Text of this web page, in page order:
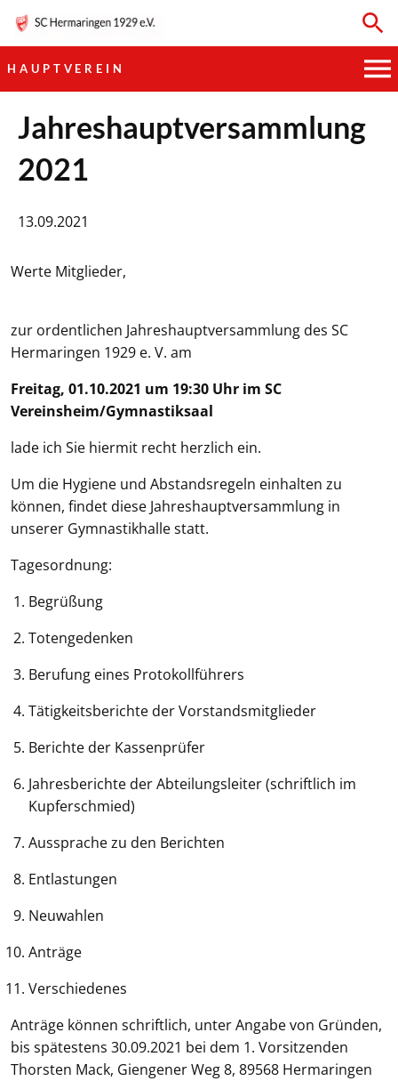
HAUPTVEREIN
HAUPTVEREIN
SPORTKEGELN
BOGENSCHIESSEN
Jahreshauptversammlung
2021
13.09.2021
Werte Mitglieder,
zur ordentlichen Jahreshauptversammlung des SC
Hermaringen 1929 e. V. am
Freitag, 01.10.2021 um 19:30 Uhr im SC
Vereinsheim/Gymnastiksaal
lade ich Sie hiermit recht herzlich ein.
Um die Hygiene und Abstandsregeln einhalten zu
können, findet diese Jahreshauptversammlung in
unserer Gymnastikhalle statt.
Tagesordnung:
Begrüßung
Totengedenken
Berufung eines Protokollführers
Tätigkeitsberichte der Vorstandsmitglieder
Berichte der Kassenprüfer
Jahresberichte der Abteilungsleiter (schriftlich im
Kupferschmied)
Aussprache zu den Berichten
Entlastungen
Neuwahlen
Anträge
Verschiedenes
Anträge können schriftlich, unter Angabe von Gründen,
bis spätestens 30.09.2021 bei dem 1. Vorsitzenden
Thorsten Mack, Giengener Weg 8, 89568 Hermaringen